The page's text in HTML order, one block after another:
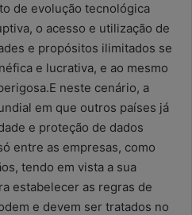
de evolução tecnológica
o acesso e utilização de
e propósitos ilimitados se
e lucrativa, e ao mesmo
neste cenário, a
em que outros países já
e proteção de dados
entre as empresas, como
tendo em vista a sua
estabelecer as regras de
e devem ser tratados no